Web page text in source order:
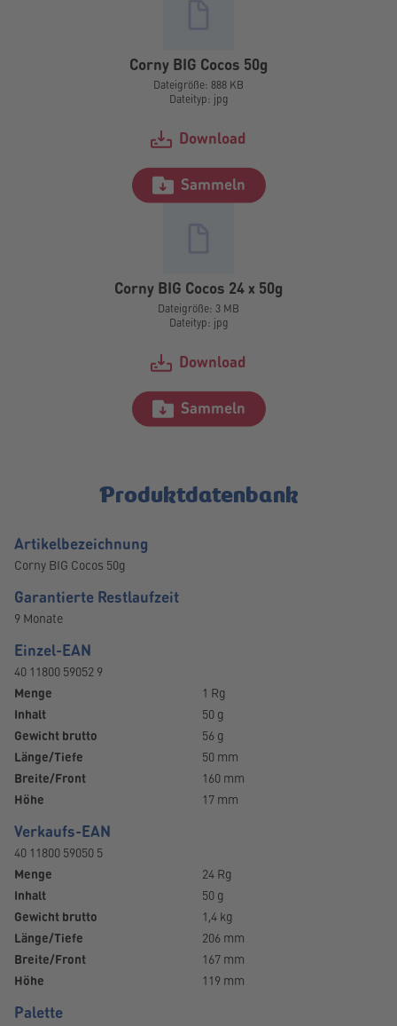
Corny BIG Cocos 50g
Dateigröße: 888 KB
Dateityp: jpg
Download
Sammeln
Corny BIG Cocos 24 x 50g
Dateigröße: 3 MB
Dateityp: jpg
Download
Sammeln
Produktdatenbank
Artikelbezeichnung
Corny BIG Cocos 50g
Garantierte Restlaufzeit
9 Monate
Einzel-EAN
40 11800 59052 9
Menge
1 Rg
Inhalt
50 g
Gewicht brutto
56 g
Länge/Tiefe
50 mm
Breite/Front
160 mm
Höhe
17 mm
Verkaufs-EAN
40 11800 59050 5
Menge
24 Rg
Inhalt
50 g
Gewicht brutto
1,4 kg
Länge/Tiefe
206 mm
Breite/Front
167 mm
Höhe
119 mm
Palette